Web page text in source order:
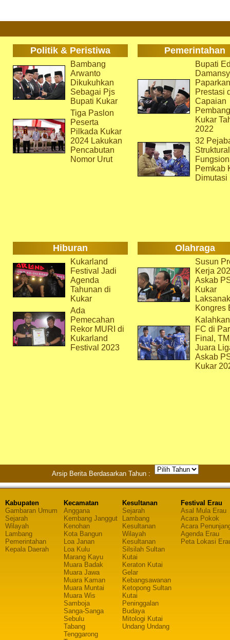
Politik & Peristiwa Pemerintahan
Bambang
Arwanto
Dikukuhkan
Sebagai Pjs
Bupati Kukar
Tiga Paslon
Peserta
Pilkada Kukar
2024 Lakukan
Pencabutan
Nomor Urut
Bupati
Paparkan
Prestasi
Capaian
Kukar
2022
32
Pemkab
Dimutasi
Hiburan Olahraga
Kukarland
Festival Jadi
Agenda
Tahunan di
Kukar
Ada
Pemecahan
Rekor MURI di
Kukarland
Festival 2023
Susun
Kerja
Askab
Kukar
Kongres
FC di
Final,
Juara
Askab
Kukar
Arsip Berita Berdasarkan Tahun :
Kabupaten
Gambaran Umum
Sejarah
Wilayah
Lambang
Pemerintahan
Kepala Daerah
Kecamatan
Anggana
Kembang Janggut
Kenohan
Kota Bangun
Loa Janan
Loa Kulu
Marang Kayu
Muara Badak
Muara Jawa
Muara Kaman
Muara Muntai
Muara Wis
Samboja
Sanga-Sanga
Sebulu
Tabang
Tenggarong
Kesultanan
Sejarah
Lambang
Kesultanan
Wilayah
Kesultanan
Silsilah Sultan
Kutai
Keraton Kutai
Gelar
Kebangsawanan
Ketopong Sultan
Kutai
Peninggalan
Budaya
Mitologi Kutai
Undang Undang
Festival Erau
Asal Mula Erau
Acara Pokok
Acara
Agenda Erau
Peta Lokasi